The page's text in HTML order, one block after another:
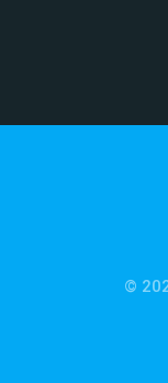
©